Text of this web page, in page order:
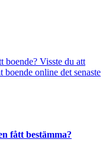
boende? Visste du att
online det senaste
fått bestämma?